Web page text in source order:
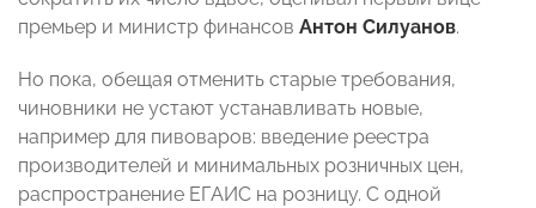
премьер и министр финансов Антон Силуанов.
Но пока, обещая отменить старые требования,
чиновники не устают устанавливать новые,
например для пивоваров: введение реестра
производителей и минимальных розничных цен,
распространение ЕГАИС на розницу. С одной